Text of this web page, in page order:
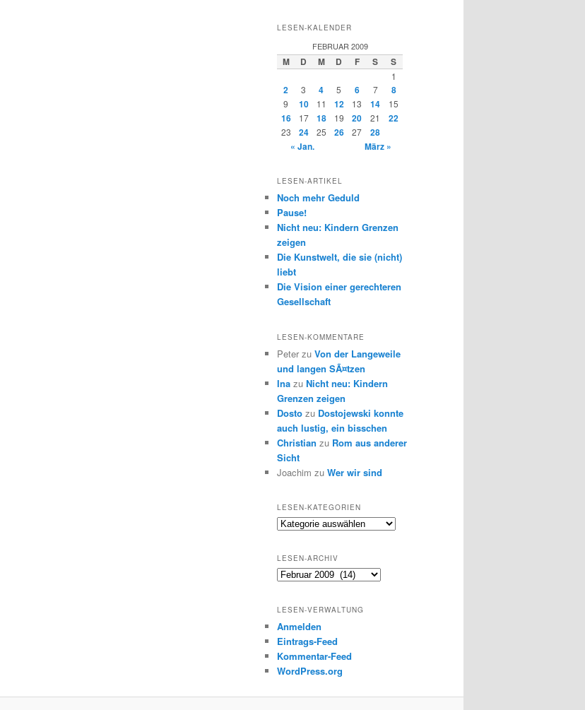
LESEN-KALENDER
FEBRUAR 2009
M D M D F S S
1
2 3 4 5 6 7 8
9 10 11 12 13 14 15
16 17 18 19 20 21 22
23 24 25 26 27
28
« Jan.
März »
LESEN-ARTIKEL
Noch mehr Geduld
Pause!
Nicht neu: Kindern Grenzen
zeigen
Die Kunstwelt, die sie (nicht)
liebt
Die Vision einer gerechteren
Gesellschaft
LESEN-KOMMENTARE
Peter zu Von der Langeweile
und langen SÃ¤tzen
Ina zu Nicht neu: Kindern
Grenzen zeigen
Dosto zu Dostojewski konnte
auch lustig, ein bisschen
Christian zu Rom aus anderer
Sicht
Joachim zu Wer wir sind
LESEN-KATEGORIEN
Lesen-
LESEN-ARCHIV
Lesen-
LESEN-VERWALTUNG
Anmelden
Eintrags-Feed
Kommentar-Feed
WordPress.org